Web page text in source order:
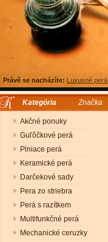
Právě se nacházíte: Luxusné perá
Kategória Značka
Akčné ponuky
Guľôčkové perá
Plniace perá
Keramické perá
Darčekové sady
Pera zo striebra
Perá s razítkem
Multifunkčné perá
Mechanické ceruzky